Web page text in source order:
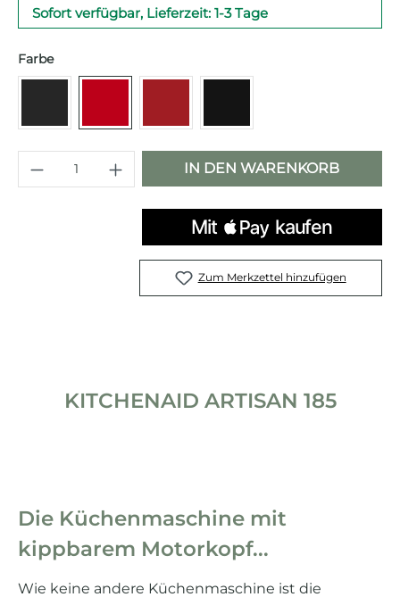
Sofort verfügbar, Lieferzeit: 1-3 Tage
Farbeauswählen
Produkt Anzahl: Gib den
IN DEN WARENKORB
Zum Merkzettel hinzufügen
KITCHENAID ARTISAN 185
Die Küchenmaschine mit
kippbarem Motorkopf...
Wie keine andere Küchenmaschine ist die